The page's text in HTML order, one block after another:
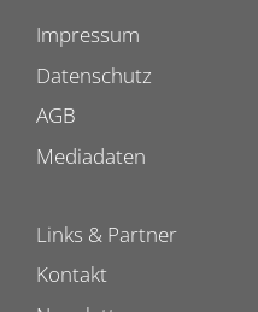
Impressum
Datenschutz
AGB
Mediadaten
Links & Partner
Kontakt